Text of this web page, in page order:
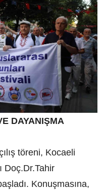
DAYANIŞMA
töreni, Kocaeli
Doç.Dr.Tahir
Konuşmasına,